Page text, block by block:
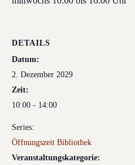
DETAILS
Datum:
2. Dezember 2029
Zeit:
10:00 - 14:00
Series:
Öffnungszeit Bibliothek
Veranstaltungskategorie: